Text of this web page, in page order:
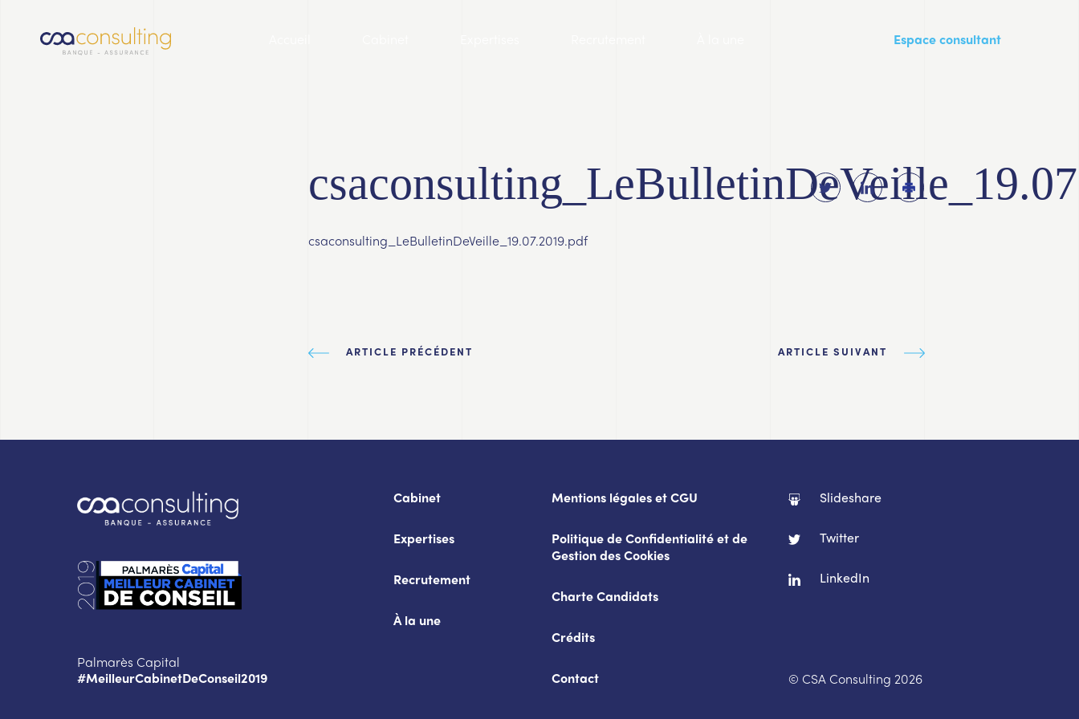
Espace consultant
csaconsulting_LeBulletinDeVeille_19.07.2019.pdf
ARTICLE PRÉCÉDENT ARTICLE SUIVANT
Palmarès Capital
#MeilleurCabinetDeConseil2019
Cabinet
Expertises
Recrutement
À la une
Mentions légales et CGU
Politique de Confidentialité et de
Gestion des Cookies
Charte Candidats
Crédits
Contact
Slideshare
Twitter
LinkedIn
© CSA Consulting 2026